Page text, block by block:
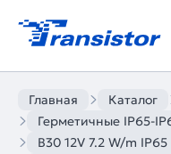
Главная Каталог
Герметичные IP65-
B30 12V 7.2 W/m IP65